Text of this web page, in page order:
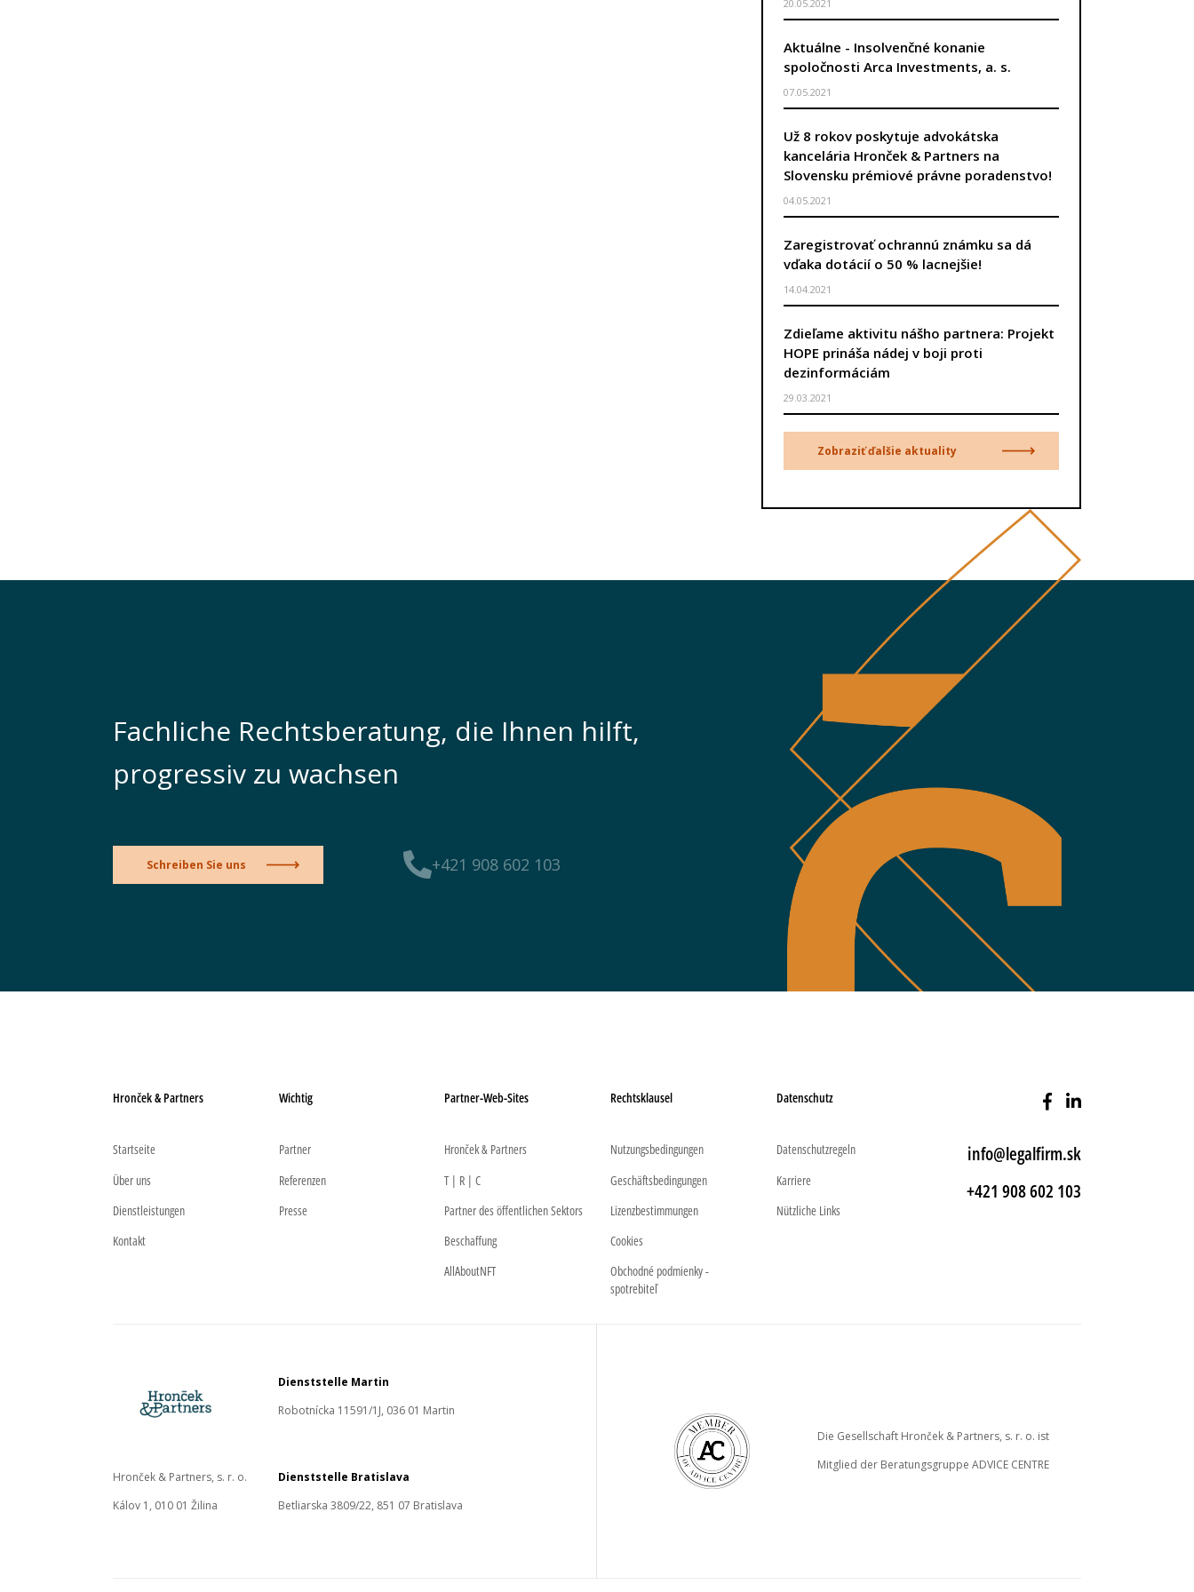
20.05.2021
Aktuálne - Insolvenčné konanie
spoločnosti Arca Investments, a. s.
07.05.2021
Už 8 rokov poskytuje advokátska
kancelária Hronček & Partners na
Slovensku prémiové právne poradenstvo!
04.05.2021
Zaregistrovať ochrannú známku sa dá
vďaka dotácií o 50 % lacnejšie!
14.04.2021
Zdieľame aktivitu nášho partnera: Projekt
HOPE prináša nádej v boji proti
dezinformáciám
29.03.2021
Zobraziť ďalšie aktuality
Fachliche Rechtsberatung, die Ihnen hilft,
progressiv zu wachsen
+421 908 602 103
Schreiben Sie uns
Hronček & Partners
Startseite
Über uns
Dienstleistungen
Kontakt
Wichtig
Partner
Referenzen
Presse
Partner-Web-Sites
Hronček & Partners
T | R | C
Partner des öffentlichen Sektors
Beschaffung
AllAboutNFT
Rechtsklausel
Nutzungsbedingungen
Geschäftsbedingungen
Lizenzbestimmungen
Cookies
Obchodné podmienky -
spotrebiteľ
Datenschutz
Datenschutzregeln
Karriere
Nützliche Links
info@legalfirm.sk
+421 908 602 103
Dienststelle Martin
Robotnícka 11591/1J, 036 01 Martin
Hronček & Partners, s. r. o.
Kálov 1, 010 01 Žilina
Dienststelle Bratislava
Betliarska 3809/22, 851 07 Bratislava
Die Gesellschaft Hronček & Partners, s. r. o. ist
Mitglied der Beratungsgruppe ADVICE CENTRE